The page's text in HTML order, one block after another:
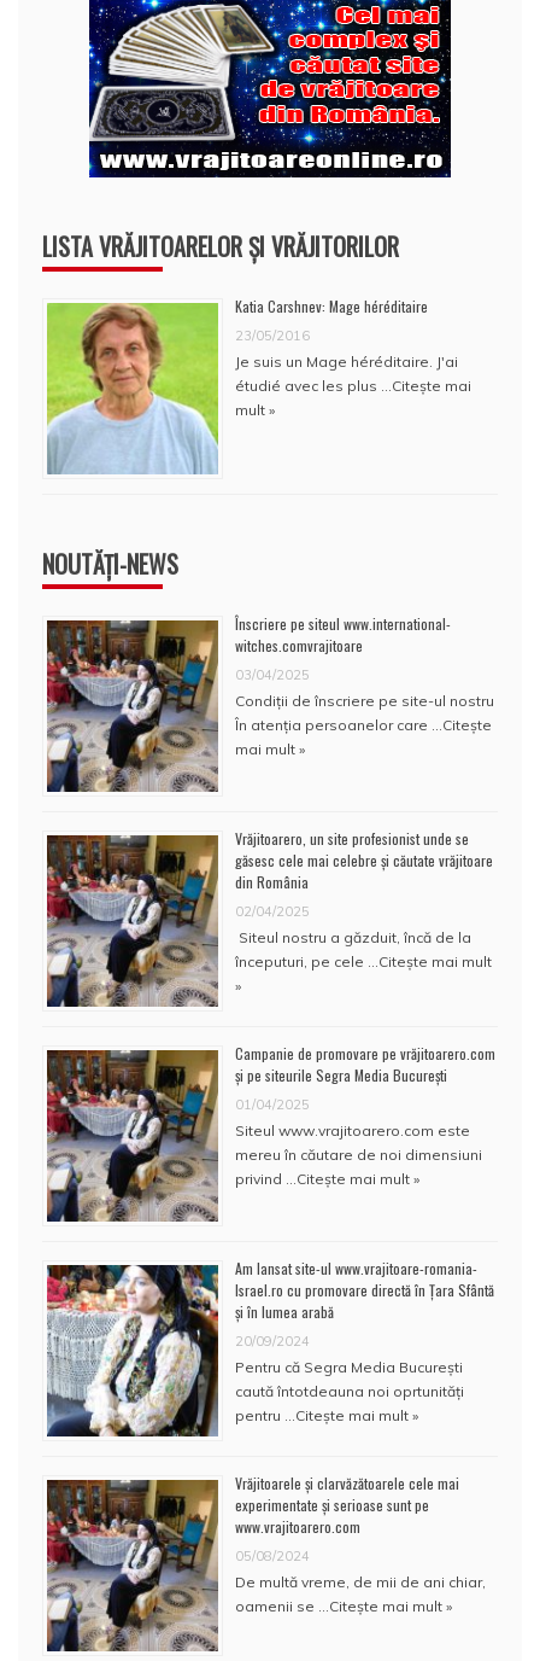
LISTA VRĂJITOARELOR ȘI VRĂJITORILOR
Katia Carshnev: Mage héréditaire
23/05/2016
Je suis un Mage héréditaire. J'ai
étudié avec les plus … Citește mai
mult »
NOUTĂȚI-NEWS
Înscriere pe siteul www.international-
witches.comvrajitoare
03/04/2025
Condiţii de înscriere pe site-ul nostru
În atenţia persoanelor care … Citește
mai mult »
Vrăjitoarero, un site profesionist unde se
găsesc cele mai celebre și căutate vrăjitoare
din România
02/04/2025
Siteul nostru a găzduit, încă de la
începuturi, pe cele … Citește mai mult
»
Campanie de promovare pe vrăjitoarero.com
și pe siteurile Segra Media București
01/04/2025
Siteul www.vrajitoarero.com este
mereu în căutare de noi dimensiuni
privind … Citește mai mult »
Am lansat site-ul www.vrajitoare-romania-
Israel.ro cu promovare directă în Țara Sfântă
și în lumea arabă
20/09/2024
Pentru că Segra Media București
caută întotdeauna noi oprtunități
pentru … Citește mai mult »
Vrăjitoarele și clarvăzătoarele cele mai
experimentate și serioase sunt pe
www.vrajitoarero.com
05/08/2024
De multă vreme, de mii de ani chiar,
oamenii se … Citește mai mult »